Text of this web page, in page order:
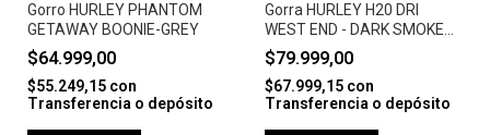
Gorro HURLEY PHANTOM
GETAWAY BOONIE-GREY
$64.999,00
$55.249,15 con
Transferencia o depósito
Gorra HURLEY H20 DRI
WEST END - DARK SMOKE
GREY
$79.999,00
$67.999,15 con
Transferencia o depósito